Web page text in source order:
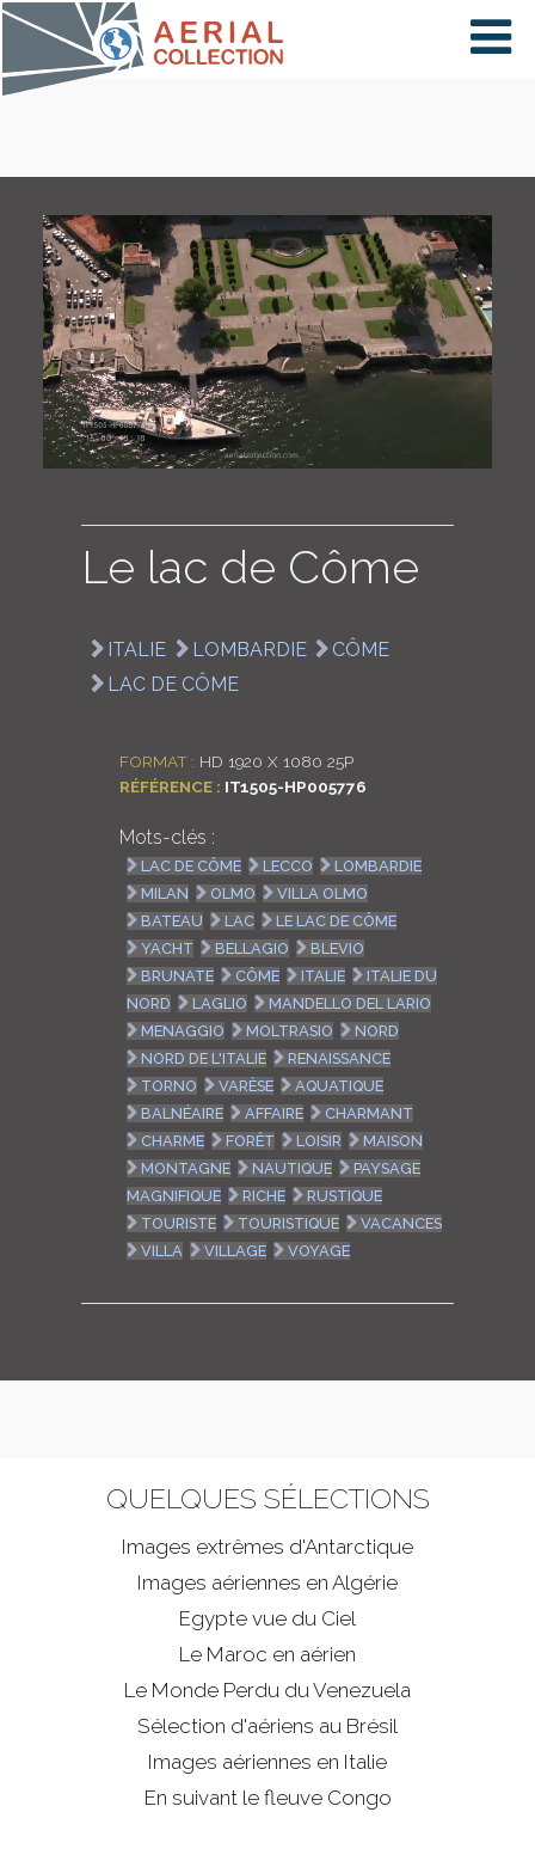
×
PAYS
CARTE
COLLECTIONS
LOGIN
Le lac de Côme
ITALIE LOMBARDIE
CÔME
LAC DE CÔME
FORMAT : HD 1920 X 1080 25P
RÉFÉRENCE : IT1505-HP005776
Mots-clés :
LAC DE CÔME LECCO
LOMBARDIE
MILAN
OLMO
VILLA OLMO
BATEAU
LAC
LE LAC DE CÔME
YACHT
BELLAGIO
BLEVIO
BRUNATE
CÔME ITALIE
ITALIE DU
NORD
LAGLIO
MANDELLO DEL LARIO
MENAGGIO
MOLTRASIO
NORD
NORD DE L'ITALIE
RENAISSANCE
TORNO
VARÈSE
AQUATIQUE
BALNÉAIRE
AFFAIRE
CHARMANT
CHARME
FORÊT LOISIR
MAISON
MONTAGNE
NAUTIQUE
PAYSAGE
MAGNIFIQUE
RICHE
RUSTIQUE
TOURISTE
TOURISTIQUE
VACANCES
VILLA
VILLAGE VOYAGE
QUELQUES SÉLECTIONS
Images extrêmes d'Antarctique
Images aériennes en Algérie
Egypte vue du Ciel
Le Maroc en aérien
Le Monde Perdu du Venezuela
Sélection d'aériens au Brésil
Images aériennes en Italie
En suivant le fleuve Congo